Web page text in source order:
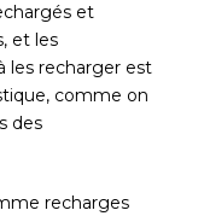
et
et les
les recharger est
comme on
des
recharges